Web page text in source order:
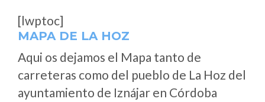
[lwptoc]
MAPA DE LA HOZ
Aqui os dejamos el Mapa tanto de
carreteras como del pueblo de La Hoz del
ayuntamiento de Iznájar en Córdoba